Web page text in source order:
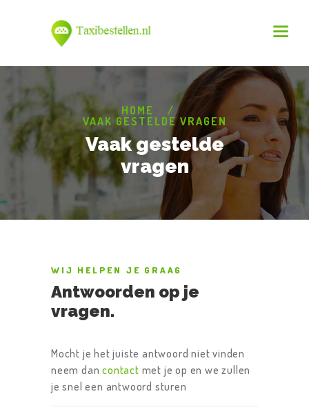
HOME
VAAK GESTELDE VRAGEN
Vaak gestelde
vragen
WIJ HELPEN JE GRAAG
Antwoorden op je
vragen.
Mocht je het juiste antwoord niet vinden
neem dancontact met je op en we zullen
je snel een antwoord sturen